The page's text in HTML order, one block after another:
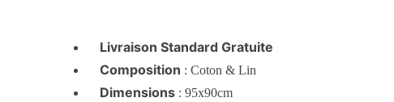
Livraison Standard Gratuite
Composition : Coton & Lin
Dimensions : 95x90cm